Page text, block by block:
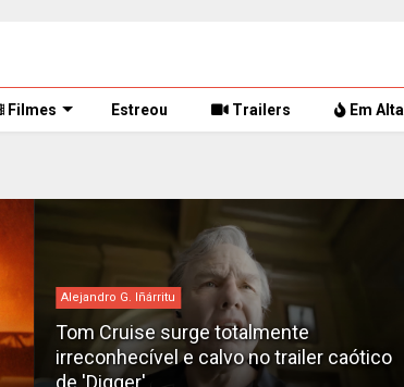
Filmes Estreou Trailers Em Alta
Alejandro G. Iñárritu
Tom Cruise surge totalmente
irreconhecível e calvo no trailer caótico
de 'Digger'